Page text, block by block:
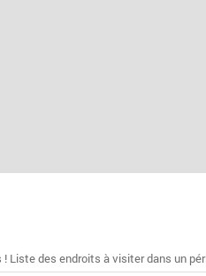
Liste des endroits à visiter dans un